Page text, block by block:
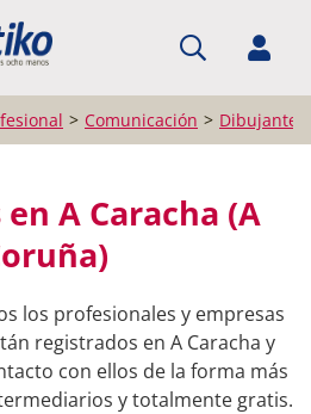
Comunicación Dibujantes
A Caracha (A
los profesionales y empresas
registrados en A Caracha y
con ellos de la forma más
y totalmente gratis.